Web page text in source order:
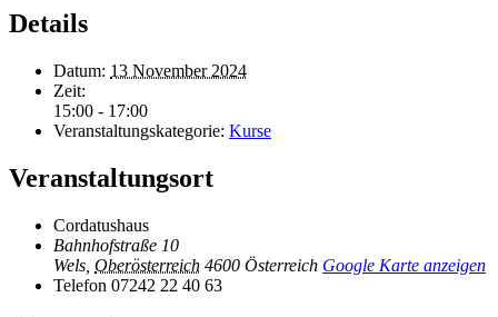
Details
Datum: 13 November 2024
Zeit:
15:00 - 17:00
Veranstaltungskategorie: Kurse
Veranstaltungsort
Cordatushaus
Bahnhofstraße 10
Wels Oberösterreich 4600 Österreich Google Karte anzeigen
Telefon 07242 22 40 63